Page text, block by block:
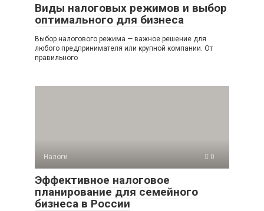
Виды налоговых режимов и выбор
оптимального для бизнеса
Выбор налогового режима — важное решение для
любого предпринимателя или крупной компании. От
правильного
Налоги 0
Эффективное налоговое
планирование для семейного
бизнеса в России